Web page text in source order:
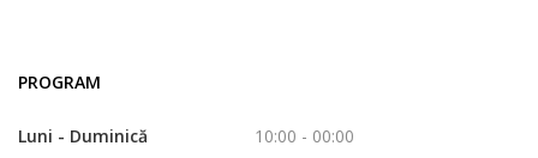
PROGRAM
Luni - Duminică 10:00 - 00:00